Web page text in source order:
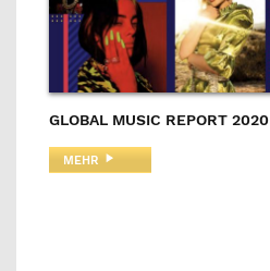
GLOBAL MUSIC REPORT 2020
MEHR